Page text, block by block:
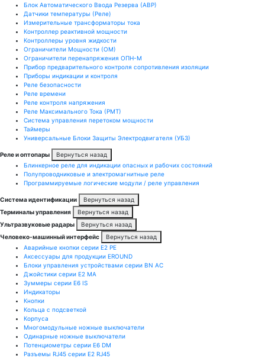
Блок Автоматического Ввода Резерва (АВР)
Датчики температуры (Реле)
Измерительные трансформаторы тока
Контроллер реактивной мощности
Контроллеры уровня жидкости
Ограничители Мощности (ОМ)
Ограничители перенапряжения ОПН-М
Прибор предварительного контроля сопротивления изоляции
Приборы индикации и контроля
Реле безопасности
Реле времени
Реле контроля напряжения
Реле Максимального Тока (РМТ)
Система управления перетоком мощности
Таймеры
Универсальные Блоки Защиты Электродвигателя (УБЗ)
Реле и оптопары
Вернуться назад
Блинкерное реле для индикации опасных и рабочих состояний
Полупроводниковые и электромагнитные реле
Программируемые логические модули / реле управления
Система идентификации
Вернуться назад
Терминалы управления
Вернуться назад
Ультразвуковые радары
Вернуться назад
Человеко-машинный интерфейс
Вернуться назад
Аварийные кнопки серии E2 PE
Аксессуары для продукции EROUND
Блоки управления устройствами серии BN AC
Джойстики серии E2 MA
Зуммеры серии E6 IS
Индикаторы
Кнопки
Кольца с подсветкой
Корпуса
Многомодульные ножные выключатели
Одинарные ножные выключатели
Потенциометры серии E6 DM
Разъемы RJ45 серии E2 RJ45